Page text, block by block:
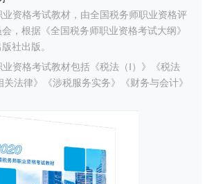
资格考试教材，由全国税务师职业资格评
，根据《全国税务师职业资格考试大纲》
社出版。
资格考试教材包括《税法（Ⅰ）》《税法
法律》《涉税服务实务》《财务与会计》